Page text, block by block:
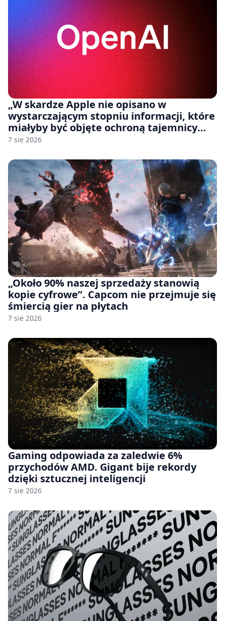
„W skardze Apple nie opisano w
wystarczającym stopniu informacji, które
miałyby być objęte ochroną tajemnicy
handlowej”. OpenAI żąda odrzucenia
7 sie 2026
„Około 90% naszej sprzedaży stanowią
kopie cyfrowe”. Capcom nie przejmuje się
śmiercią gier na płytach
7 sie 2026
Gaming odpowiada za zaledwie 6%
przychodów AMD. Gigant bije rekordy
dzięki sztucznej inteligencji
7 sie 2026